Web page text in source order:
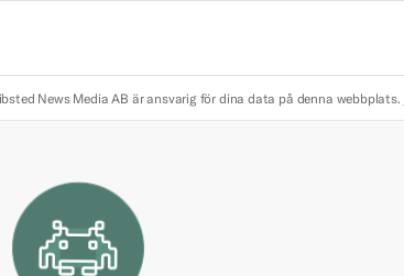
News Media AB är ansvarig för dina data på denna webbplats.